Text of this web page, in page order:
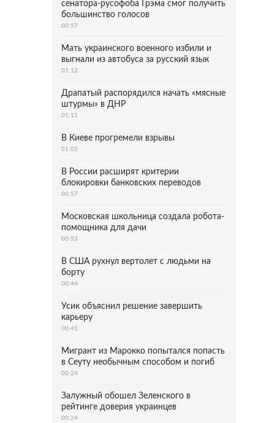
сенатора-русофоба Грэма смог получить
большинство голосов
00:57
Мать украинского военного избили и
выгнали из автобуса за русский язык
01:12
Драпатый распорядился начать «мясные
штурмы» в ДНР
01:11
В Киеве прогремели взрывы
01:05
В России расширят критерии
блокировки банковских переводов
00:57
Московская школьница создала робота-
помощника для дачи
00:53
В США рухнул вертолет с людьми на
борту
00:44
Усик объяснил решение завершить
карьеру
00:41
Мигрант из Марокко попытался попасть
в Сеуту необычным способом и погиб
00:24
Залужный обошел Зеленского в
рейтинге доверия украинцев
00:24